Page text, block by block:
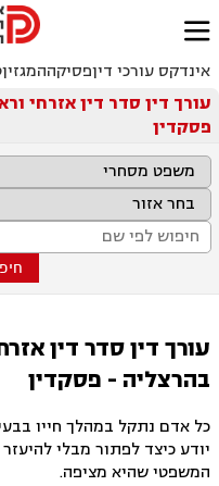

אינדקס עורכי דיןפסיקההמגזין
עורך דין סדר דין אזרחי
פסקדין
עורך דין סדר דין
בהרצליה - פסקדין
כל אדם נתקל במהלך חייו
יודע כיצד לפתור מבלי
המשפטי שהיא מציפה.